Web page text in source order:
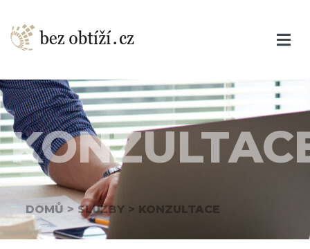
DOMŮ > SLUŽBY > KONZULTACE